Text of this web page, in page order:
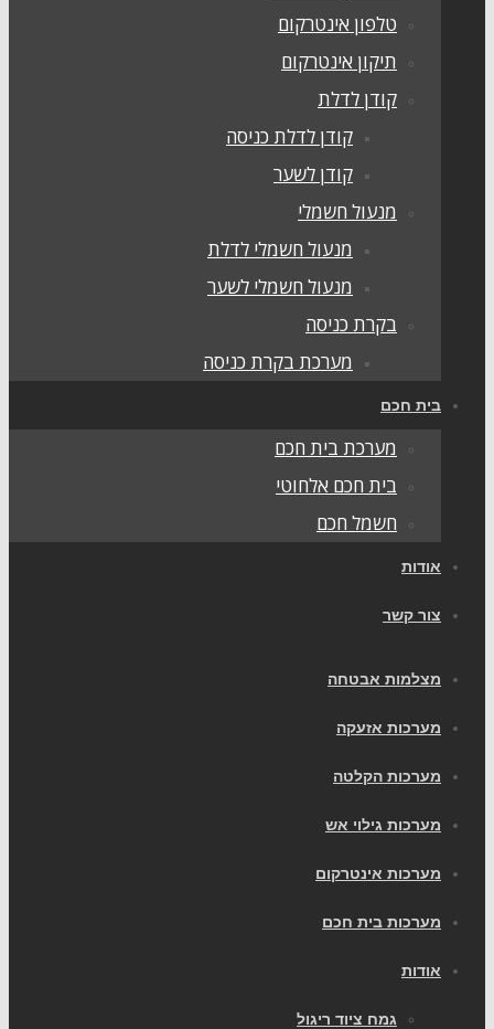
טלפון אינטרקום
תיקון אינטרקום
קודן לדלת
קודן לדלת כניסה
קודן לשער
מנעול חשמלי
מנעול חשמלי לדלת
מנעול חשמלי לשער
בקרת כניסה
מערכת בקרת כניסה
בית חכם
מערכת בית חכם
בית חכם אלחוטי
חשמל חכם
אודות
צור קשר
מצלמות אבטחה
מערכות אזעקה
מערכות הקלטה
מערכות גילוי אש
מערכות אינטרקום
מערכות בית חכם
אודות
גמח ציוד ריגול